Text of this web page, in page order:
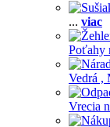
... viac
Poťahy
Vedrá ,
Vrecia